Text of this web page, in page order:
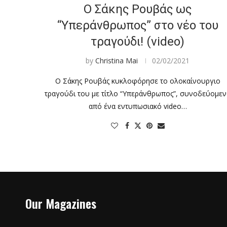
Ο Σάκης Ρουβάς ως
“Υπεράνθρωπος” στο νέο του
τραγούδι! (video)
byChristina Mai 02/02/2021
Ο Σάκης Ρουβάς κυκλοφόρησε το ολοκαίνουργιο
τραγούδι του με τίτλο “Υπεράνθρωπος”,
από ένα εντυπωσιακό video…
Our Magazines